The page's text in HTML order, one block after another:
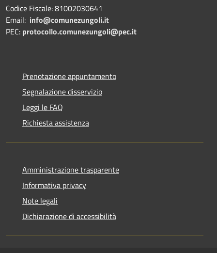
Codice Fiscale: 81002030641
Email: info@comunezungoli.it
PEC: protocollo.comunezungoli@pec.it
Prenotazione appuntamento
Segnalazione disservizio
Leggi le FAQ
Richiesta assistenza
Amministrazione trasparente
Informativa privacy
Note legali
Dichiarazione di accessibilità